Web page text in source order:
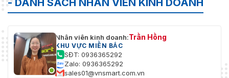
- DANH SÁCH NHÂN VIÊN KINH DOANH
Nhân viên kinh doanh:Trần Hồng
KHU VỰC MIỀN BẮC
SĐT: 0936365292
Zalo: 0936365292
sales01@vnsmart.com.vn